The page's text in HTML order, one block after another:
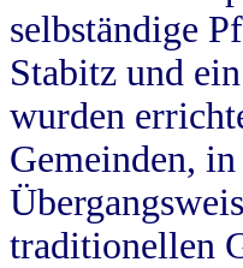
selbständige
Stabitz und
wurden
Gemeinden,
traditionellen